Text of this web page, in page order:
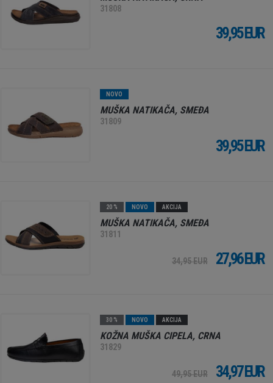
31808
39,95 EUR
NOVO
MUŠKA NATIKAČA, SMEĐA
31809
39,95 EUR
20 % NOVO AKCIJA
MUŠKA NATIKAČA, SMEĐA
31811
34,95 EUR 27,96 EUR
30 % NOVO AKCIJA
KOŽNA MUŠKA CIPELA, CRNA
31829
49,95 EUR 34,97 EUR